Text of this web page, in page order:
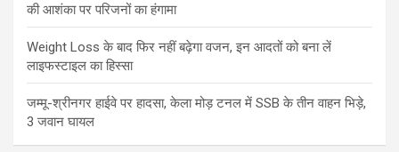
की आशंका पर परिजनों का हंगामा
Weight Loss के बाद फिर नहीं बढ़ेगा वजन, इन आदतों को बना लें
लाइफस्टाइल का हिस्सा
जम्मू-श्रीनगर हाईवे पर हादसा, केला मोड़ टनल में SSB के तीन वाहन भिड़े,
3 जवान घायल